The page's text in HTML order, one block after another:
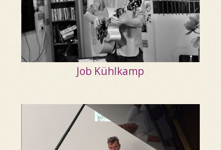
Job Kühlkamp